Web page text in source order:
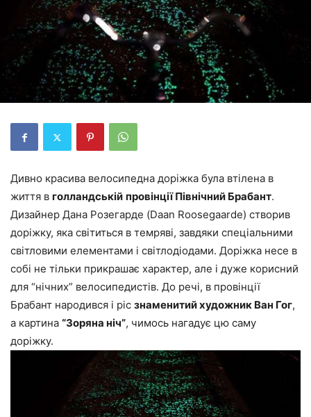
Дивно красива велосипедна доріжка була втілена в
життя в голландській провінції Північний Брабант.
Дизайнер Дана Розегарде (Daan Roosegaarde) створив
доріжку, яка світиться в темряві, завдяки спеціальними
світловими елементами і світлодіодами. Доріжка несе в
собі не тільки прикрашає характер, але і дуже корисний
для “нічних” велосипедистів. До речі, в провінції
Брабант народився і ріс знаменитий художник Ван Гог,
а картина “Зоряна ніч”, чимось нагадує цю саму
доріжку.